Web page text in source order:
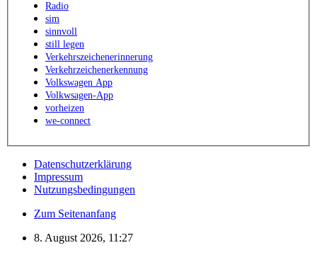
Radio
sim
sinnvoll
still legen
Verkehrszeichenerinnerung
Verkehrzeichenerkennung
Volkswagen App
Volkwsagen-App
vorheizen
we-connect
Datenschutzerklärung
Impressum
Nutzungsbedingungen
Zum Seitenanfang
8. August 2026, 11:27